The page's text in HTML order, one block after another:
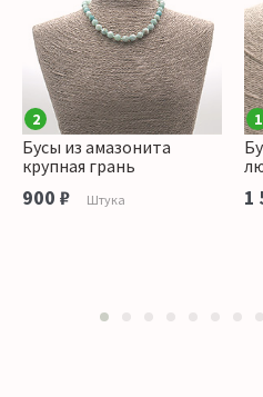
2
Бусы из амазонита
крупная грань
900 ₽ Штука
1
1